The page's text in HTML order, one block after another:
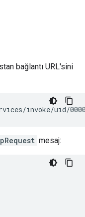
bağlantı URL'sini
mesaj: